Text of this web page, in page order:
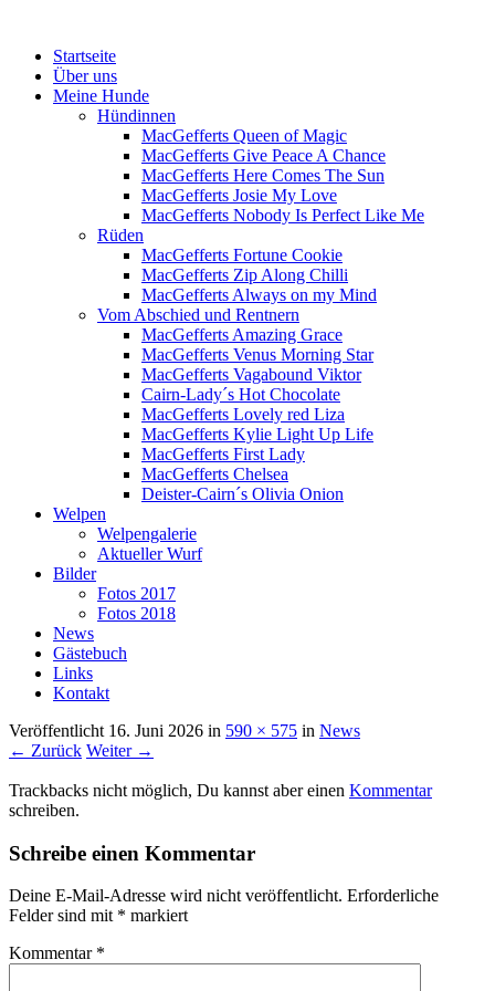
Menü
Zum
Inhalt
springen
Startseite
Über uns
Meine Hunde
Hündinnen
MacGefferts Queen of Magic
MacGefferts Give Peace A Chance
MacGefferts Here Comes The Sun
MacGefferts Josie My Love
MacGefferts Nobody Is Perfect Like Me
Rüden
MacGefferts Fortune Cookie
MacGefferts Zip Along Chilli
MacGefferts Always on my Mind
Vom Abschied und Rentnern
MacGefferts Amazing Grace
MacGefferts Venus Morning Star
MacGefferts Vagabound Viktor
Cairn-Lady´s Hot Chocolate
MacGefferts Lovely red Liza
MacGefferts Kylie Light Up Life
MacGefferts First Lady
MacGefferts Chelsea
Deister-Cairn´s Olivia Onion
Welpen
Welpengalerie
Aktueller Wurf
Bilder
Fotos 2017
Fotos 2018
News
Gästebuch
Links
Kontakt
Veröffentlicht 16. Juni 2026 in 590 × 575 in News
← Zurück Weiter →
Trackbacks nicht möglich, Du kannst aber einen Kommentar
schreiben.
Schreibe einen Kommentar
Deine E-Mail-Adresse wird nicht veröffentlicht. Erforderliche
Felder sind mit * markiert
Kommentar *